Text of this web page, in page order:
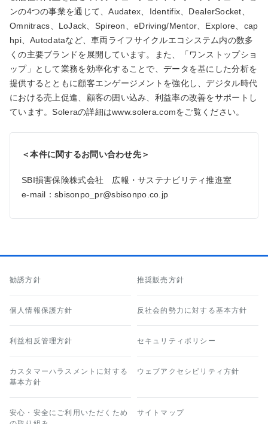
ンの4つの事業を通じて、Audatex、Identifix、DealerSocket、
Omnitracs、LoJack、Spireon、eDriving/Mentor、Explore、cap
hpi、Autodataなど、車両ライフサイクルエコシステム内の数多
くの主要ブランドを展開しています。また、「ワンストップショ
ップ」として業務を効率化することで、データを基にした分析を
提供するとともに顧客エンゲージメントを強化し、デジタル時代
における売上促進、顧客の囲い込み、利益率の改善をサポートし
ています。Soleraの詳細はwww.solera.comをご覧ください。
＜本件に関するお問い合わせ先＞
SBI損害保険株式会社 広報・サステナビリティ推進室
e-mail：sbisonpo_pr@sbisonpo.co.jp
勧誘方針 推奨販売方針
個人情報保護方針 反社会的勢力に対する基本方針
利益相反管理方針 セキュリティポリシー
カスタマーハラスメントに対する
基本方針
ウェブアクセシビリティ方針
安心・安全にご利用いただくため
サイトマップ